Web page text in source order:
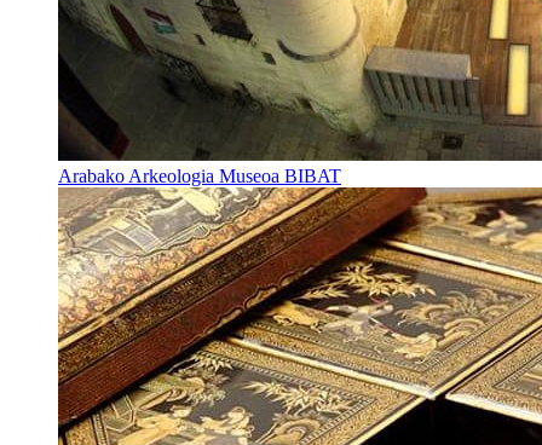
Arabako Arkeologia Museoa BIBAT